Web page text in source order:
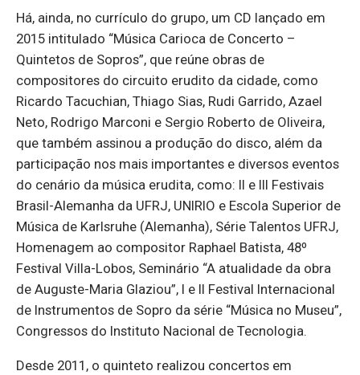
Há, ainda, no currículo do grupo, um CD lançado em
2015 intitulado “Música Carioca de Concerto –
Quintetos de Sopros”, que reúne obras de
compositores do circuito erudito da cidade, como
Ricardo Tacuchian, Thiago Sias, Rudi Garrido, Azael
Neto, Rodrigo Marconi e Sergio Roberto de Oliveira,
que também assinou a produção do disco, além da
participação nos mais importantes e diversos eventos
do cenário da música erudita, como: II e III Festivais
Brasil-Alemanha da UFRJ, UNIRIO e Escola Superior de
Música de Karlsruhe (Alemanha), Série Talentos UFRJ,
Homenagem ao compositor Raphael Batista, 48º
Festival Villa-Lobos, Seminário “A atualidade da obra
de Auguste-Maria Glaziou”, I e II Festival Internacional
de Instrumentos de Sopro da série “Música no Museu”,
Congressos do Instituto Nacional de Tecnologia.
Desde 2011, o quinteto realizou concertos em